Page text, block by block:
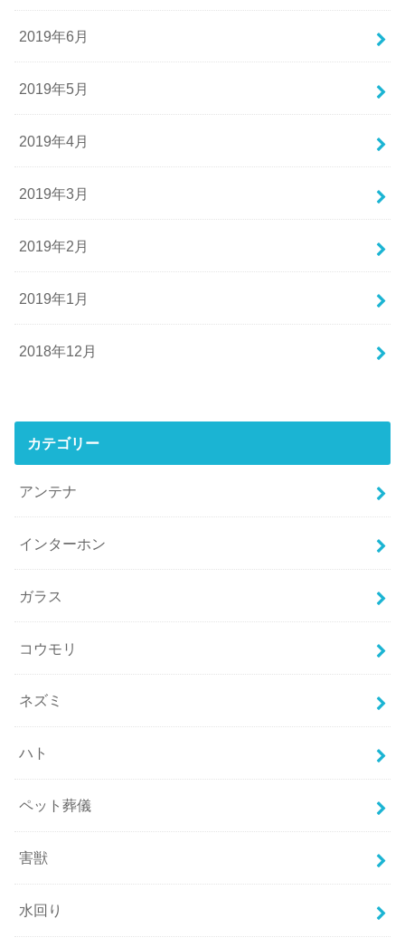
2019年6月
2019年5月
2019年4月
2019年3月
2019年2月
2019年1月
2018年12月
カテゴリー
アンテナ
インターホン
ガラス
コウモリ
ネズミ
ハト
ペット葬儀
害獣
水回り